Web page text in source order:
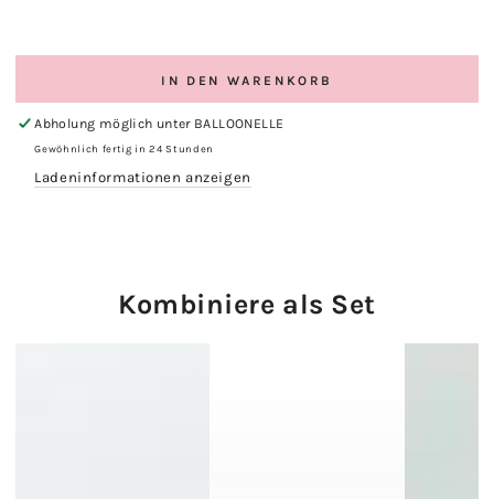
IN DEN WARENKORB
Abholung möglich unter BALLOONELLE
Gewöhnlich fertig in 24 Stunden
Ladeninformationen anzeigen
Kombiniere als Set